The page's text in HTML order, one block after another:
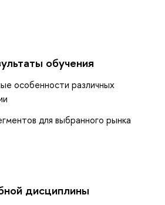
обучения
особенности различных
для выбранного рынка
дисциплины